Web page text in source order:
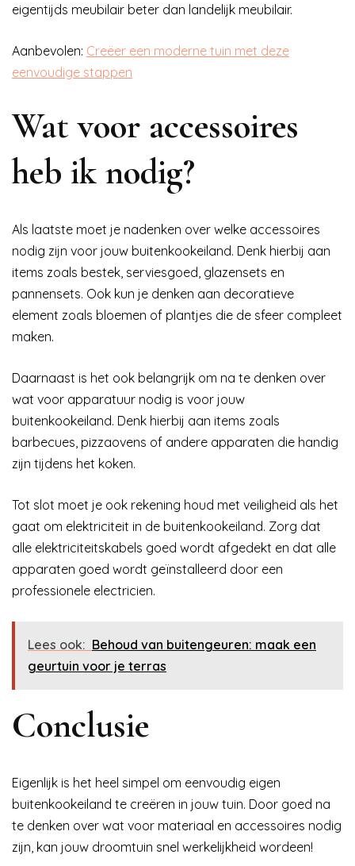
eigentijds meubilair beter dan landelijk meubilair.
Aanbevolen: Creëer een moderne tuin met deze
eenvoudige stappen
Wat voor accessoires
heb ik nodig?
Als laatste moet je nadenken over welke accessoires
nodig zijn voor jouw buitenkookeiland. Denk hierbij aan
items zoals bestek, serviesgoed, glazensets en
pannensets. Ook kun je denken aan decoratieve
element zoals bloemen of plantjes die de sfeer compleet
maken.
Daarnaast is het ook belangrijk om na te denken over
wat voor apparatuur nodig is voor jouw
buitenkookeiland. Denk hierbij aan items zoals
barbecues, pizzaovens of andere apparaten die handig
zijn tijdens het koken.
Tot slot moet je ook rekening houd met veiligheid als het
gaat om elektriciteit in de buitenkookeiland. Zorg dat
alle elektriciteitskabels goed wordt afgedekt en dat alle
apparaten goed wordt geïnstalleerd door een
professionele electricien.
Lees ook: Behoud van buitengeuren: maak een
geurtuin voor je terras
Conclusie
Eigenlijk is het heel simpel om eenvoudig eigen
buitenkookeiland te creëren in jouw tuin. Door goed na
te denken over wat voor materiaal en accessoires nodig
zijn, kan jouw droomtuin snel werkelijkheid wordeen!